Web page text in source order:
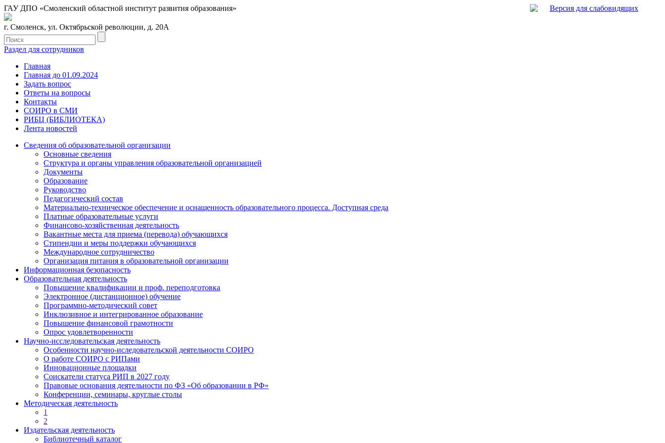
ГАУ ДПО «Смоленский областной институт развития образования» Версия для слабовидящих
г. Смоленск, ул. Октябрьской революции, д. 20А
Раздел для сотрудников
Главная
Главная до 01.09.2024
Задать вопрос
Ответы на вопросы
Контакты
СОИРО в СМИ
РИБЦ (БИБЛИОТЕКА)
Лента новостей
Сведения об образовательной организации
Основные сведения
Структура и органы управления образовательной организацией
Документы
Образование
Руководство
Педагогический состав
Материально-техническое обеспечение и оснащенность образовательного процесса. Доступная среда
Платные образовательные услуги
Финансово-хозяйственная деятельность
Вакантные места для приема (перевода) обучающихся
Стипендии и меры поддержки обучающихся
Международное сотрудничество
Организация питания в образовательной организации
Информационная безопасность
Образовательная деятельность
Повышение квалификации и проф. переподготовка
Электронное (дистанционное) обучение
Программно-методический совет
Инклюзивное и интегрированное образование
Повышение финансовой грамотности
Опрос удовлетворенности
Научно-исследовательская деятельность
Особенности научно-иследовательской деятельности СОИРО
О работе СОИРО с РИПами
Инновационные площадки
Соискатели статуса РИП в 2027 году
Правовые основания деятельности по ФЗ «Об образовании в РФ»
Конференции, семинары, круглые столы
Методическая деятельность
1
2
Издательская деятельность
Библиотечный каталог